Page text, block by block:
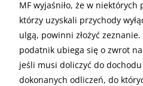
MF wyjaśniło, że w
którzy uzyskali przychody
ulgą, powinni złożyć
podatnik ubiega się o zwrot
jeśli musi doliczyć do
dokonanych odliczeń, do